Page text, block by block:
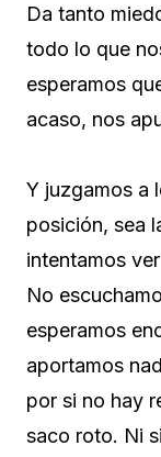
Da tanto
todo lo que
esperamos
acaso, nos
Y juzgamos a
posición, sea
intentamos
No
esperamos
aportamos
por si no hay
saco roto. Ni